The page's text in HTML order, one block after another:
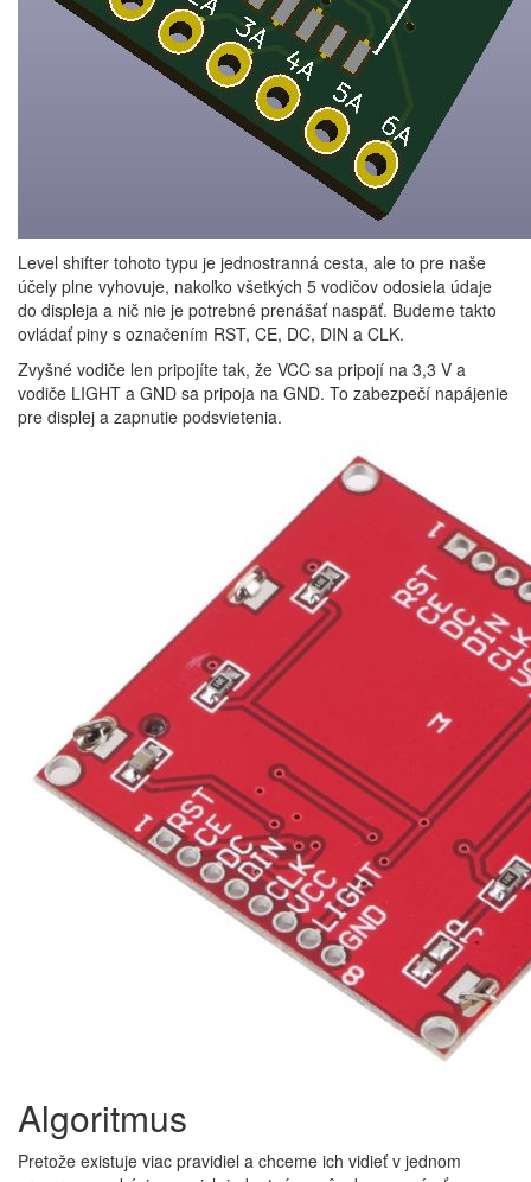
Level shifter tohoto typu je jednostranná cesta, ale to pre naše
účely plne vyhovuje, nakoľko všetkých 5 vodičov odosiela údaje
do displeja a nič nie je potrebné prenášať naspäť. Budeme takto
ovládať piny s označením RST, CE, DC, DIN a CLK.
Zvyšné vodiče len pripojíte tak, že VCC sa pripojí na 3,3 V a
vodiče LIGHT a GND sa pripoja na GND. To zabezpečí napájenie
pre displej a zapnutie podsvietenia.
Algoritmus
Pretože existuje viac pravidiel a chceme ich vidieť v jednom